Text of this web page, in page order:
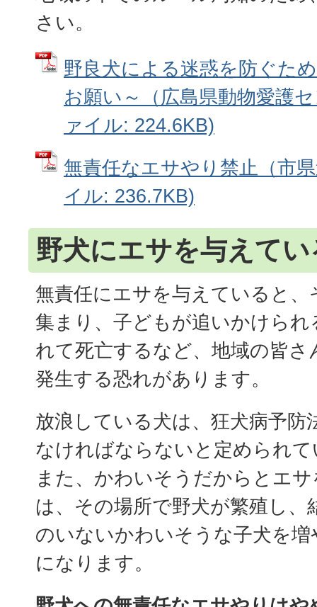
さい。
野良犬による迷惑を防ぐた
お願い～（広島県動物愛護
ァイル: 224.6KB)
無責任なエサやり禁止（市
イル: 236.7KB)
野犬にエサを与えて
無責任にエサを与えていると、
集まり、子どもが追いかけら
れて死亡するなど、地域の皆さ
発生する恐れがあります。
放浪している犬は、狂犬病予防
なければならないと定められ
また、かわいそうだからとエ
は、その場所で野犬が繁殖し、
のいないかわいそうな子犬を
になります。